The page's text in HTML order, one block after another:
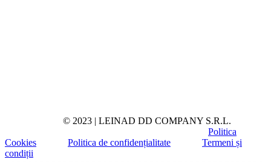
© 2023 | LEINAD DD COMPANY S.R.L.
Politica
Cookies
Politica de confidențialitate
Termeni și
condiții